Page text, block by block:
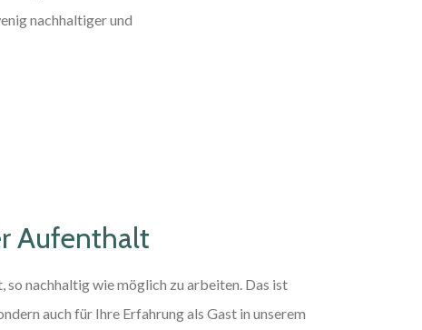
nachhaltiger und
Aufenthalt
nachhaltig wie möglich zu arbeiten. Das ist
auch für Ihre Erfahrung als Gast in unserem